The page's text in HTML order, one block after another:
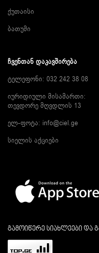
ქუთაისი
ბათუმი
ᲩᲕᲔᲜᲗᲐᲜ ᲓᲐᲙᲐᲕᲨᲘᲠᲔᲑᲐ
ტელეფონი: 032 242 38 08
იურიდიული მისამართი:
თევდორე მღვდლის 13
ელ-ფოტა: info@ciel.ge
სიელის აქციები
გამოიწერე სიახლეები და